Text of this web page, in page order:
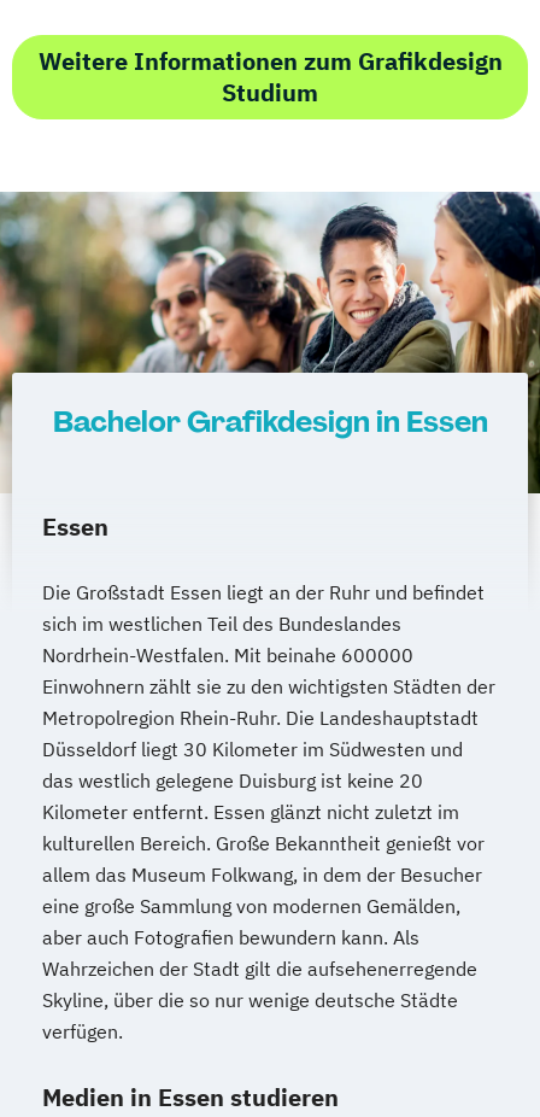
Weitere Informationen zum Grafikdesign
Studium
Bachelor Grafikdesign in Essen
Essen
Die Großstadt Essen liegt an der Ruhr und befindet
sich im westlichen Teil des Bundeslandes
Nordrhein-Westfalen. Mit beinahe 600000
Einwohnern zählt sie zu den wichtigsten Städten der
Metropolregion Rhein-Ruhr. Die Landeshauptstadt
Düsseldorf liegt 30 Kilometer im Südwesten und
das westlich gelegene Duisburg ist keine 20
Kilometer entfernt. Essen glänzt nicht zuletzt im
kulturellen Bereich. Große Bekanntheit genießt vor
allem das Museum Folkwang, in dem der Besucher
eine große Sammlung von modernen Gemälden,
aber auch Fotografien bewundern kann. Als
Wahrzeichen der Stadt gilt die aufsehenerregende
Skyline, über die so nur wenige deutsche Städte
verfügen.
Medien in Essen studieren